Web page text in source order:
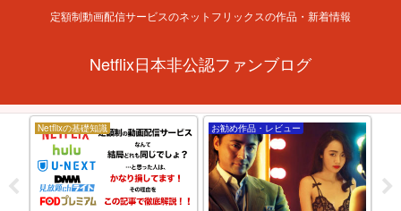
定額制動画配信サービスのネットフリックスの作品・新着情報
Netflix日本非公認ファンブログ
Netflixの基礎知識 お勧め作品・レビュー